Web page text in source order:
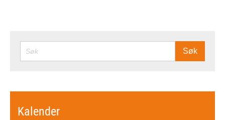
SØK Søk
Kalender